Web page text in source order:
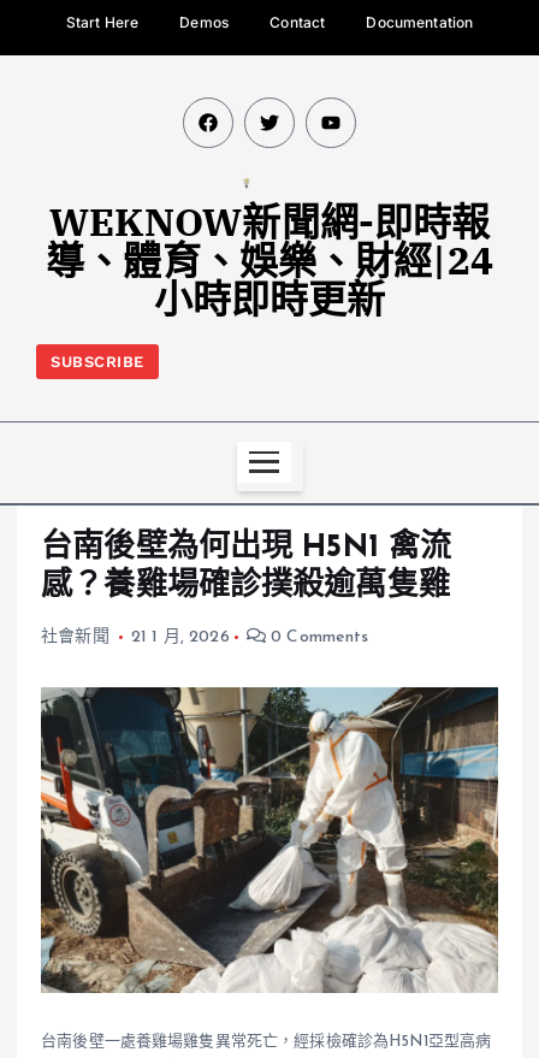
Start Here Demos Contact Documentation
WEKNOW新聞網-即時報
導、體育、娛樂、財經|24
小時即時更新
SUBSCRIBE
台南後壁為何出現 H5N1 禽流
感？養雞場確診撲殺逾萬隻雞
社會新聞 21 1 月, 2026 0 Comments
台南後壁一處養雞場雞隻異常死亡，經採檢確診為H5N1亞型高病